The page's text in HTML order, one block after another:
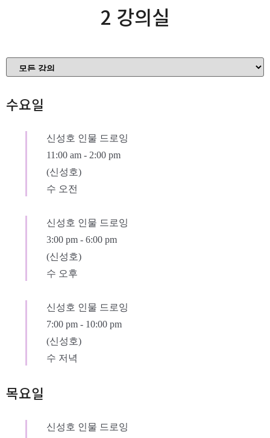
2 강의실
수요일
신성호 인물 드로잉
11:00 am - 2:00 pm
(신성호)
수 오전
신성호 인물 드로잉
3:00 pm - 6:00 pm
(신성호)
수 오후
신성호 인물 드로잉
7:00 pm - 10:00 pm
(신성호)
수 저녁
목요일
신성호 인물 드로잉